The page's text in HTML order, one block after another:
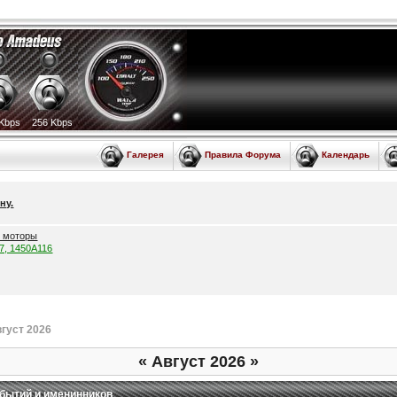
256 Kbps
Календарь
Правила Форума
Галерея
моторы
1450A116
2026
« Август 2026 »
и именинников